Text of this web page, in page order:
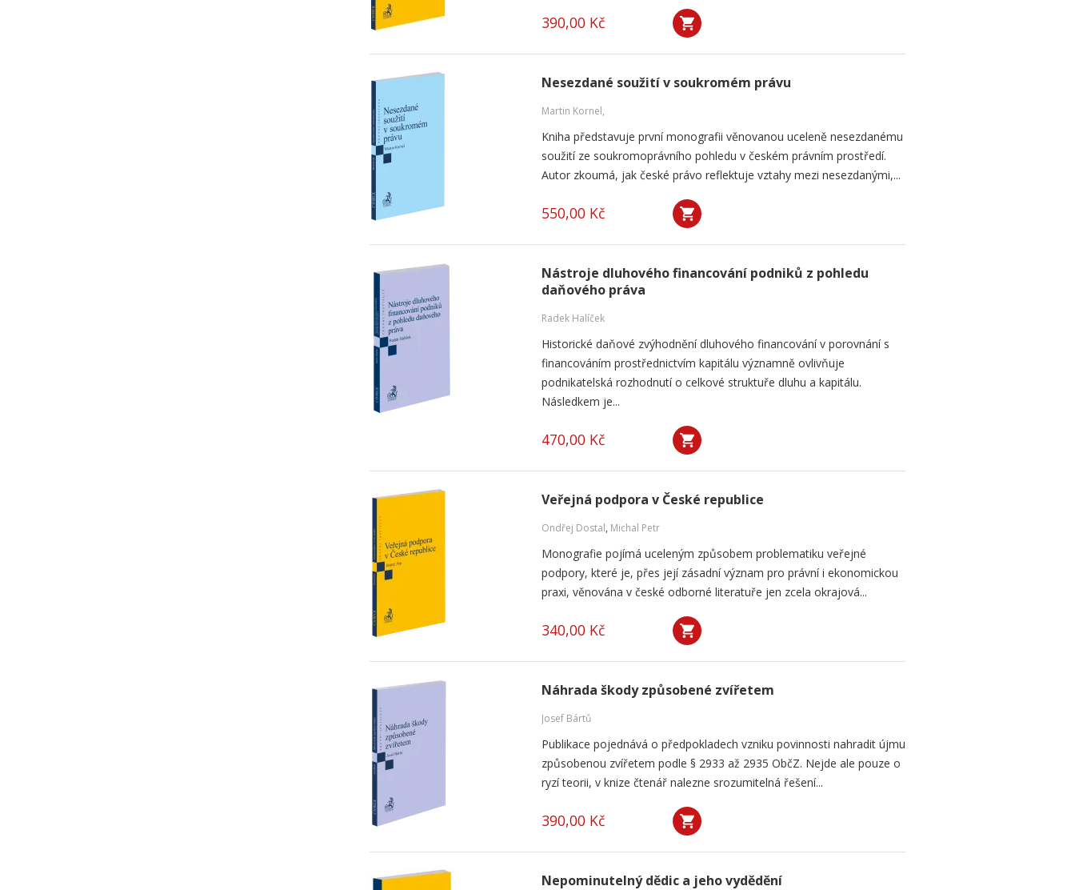
390,00 Kč
Nesezdané soužití v soukromém právu
Martin Kornel,
Kniha představuje první monografii věnovanou uceleně nesezdanému
soužití ze soukromoprávního pohledu v českém právním prostředí.
Autor zkoumá, jak české právo reflektuje vztahy mezi nesezdanými,...
550,00 Kč
Nástroje dluhového financování podniků z pohledu
daňového práva
Radek Halíček
Historické daňové zvýhodnění dluhového financování v porovnání s
financováním prostřednictvím kapitálu významně ovlivňuje
podnikatelská rozhodnutí o celkové struktuře dluhu a kapitálu.
Následkem je...
470,00 Kč
Veřejná podpora v České republice
Ondřej Dostal, Michal Petr
Monografie pojímá uceleným způsobem problematiku veřejné
podpory, které je, přes její zásadní význam pro právní i ekonomickou
praxi, věnována v české odborné literatuře jen zcela okrajová...
340,00 Kč
Náhrada škody způsobené zvířetem
Josef Bártů
Publikace pojednává o předpokladech vzniku povinnosti nahradit újmu
způsobenou zvířetem podle § 2933 až 2935 ObčZ. Nejde ale pouze o
ryzí teorii, v knize čtenář nalezne srozumitelná řešení...
390,00 Kč
Nepominutelný dědic a jeho vydědění